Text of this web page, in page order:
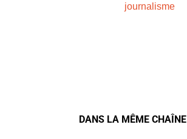
journalisme
DANS LA MÊME CHAÎNE